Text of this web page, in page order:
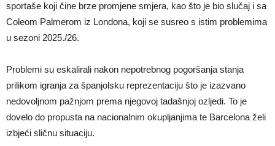
sportaše koji čine brze promjene smjera, kao što je bio slučaj i sa
Coleom Palmerom iz Londona, koji se susreo s istim problemima
u sezoni 2025./26.
Problemi su eskalirali nakon nepotrebnog pogoršanja stanja
prilikom igranja za španjolsku reprezentaciju što je izazvano
nedovoljnom pažnjom prema njegovoj tadašnjoj ozljedi. To je
dovelo do propusta na nacionalnim okupljanjima te Barcelona želi
izbjeći sličnu situaciju.